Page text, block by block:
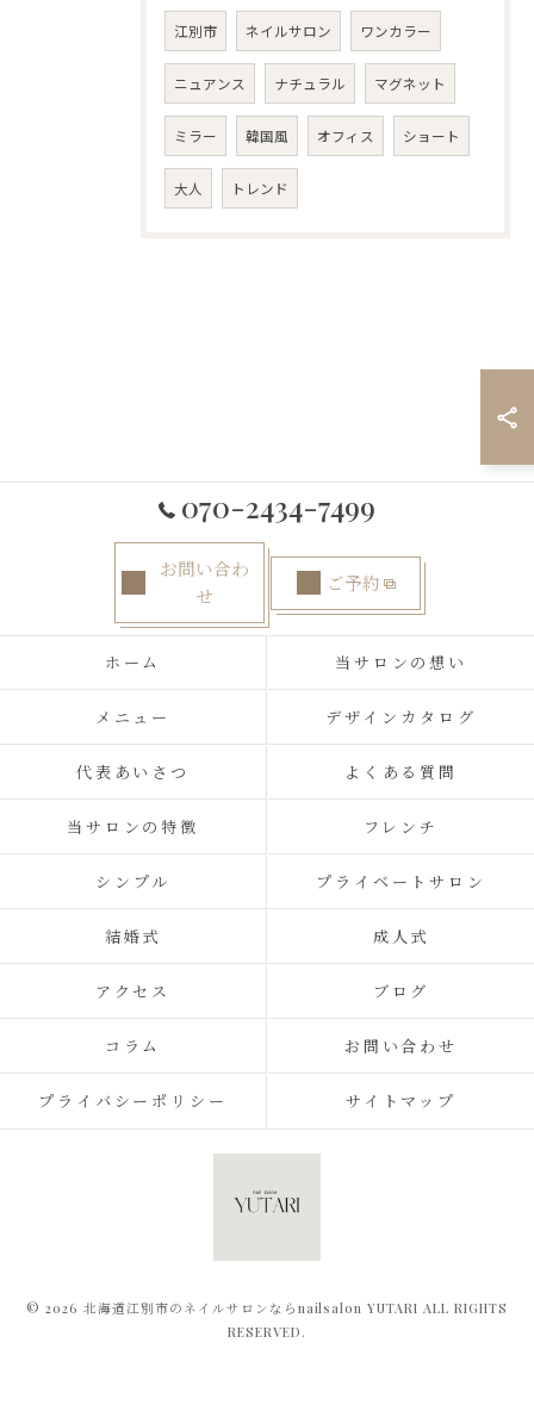
江別市 ネイルサロン ワンカラー
ニュアンス ナチュラル マグネット
ミラー 韓国風 オフィス ショート
大人 トレンド
070-2434-7499
お問い合わ
せ
ご予約
ホーム 当サロンの想い
メニュー デザインカタログ
代表あいさつ よくある質問
当サロンの特徴 フレンチ
シンプル プライベートサロン
結婚式 成人式
アクセス ブログ
コラム お問い合わせ
プライバシーポリシー サイトマップ
© 2026 北海道江別市のネイルサロンならnailsalon YUTARI ALL RIGHTS
RESERVED.